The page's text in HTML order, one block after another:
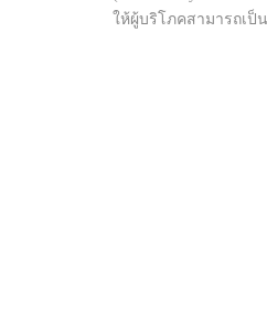
ให้ผู้บริโภคสามารถเป็